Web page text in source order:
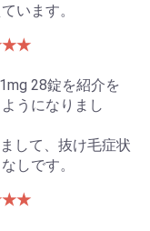
へ進む
います。
28錠を紹介を
うになりまし
して、抜け毛症状
しです。